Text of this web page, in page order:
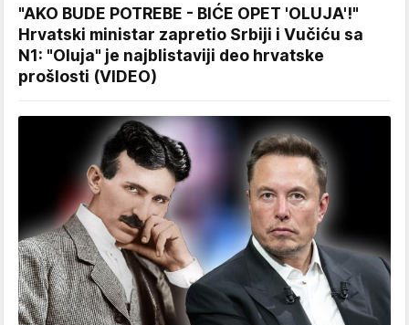
"AKO BUDE POTREBE - BIĆE OPET 'OLUJA'!"
Hrvatski ministar zapretio Srbiji i Vučiću sa
N1: "Oluja" je najblistaviji deo hrvatske
prošlosti (VIDEO)